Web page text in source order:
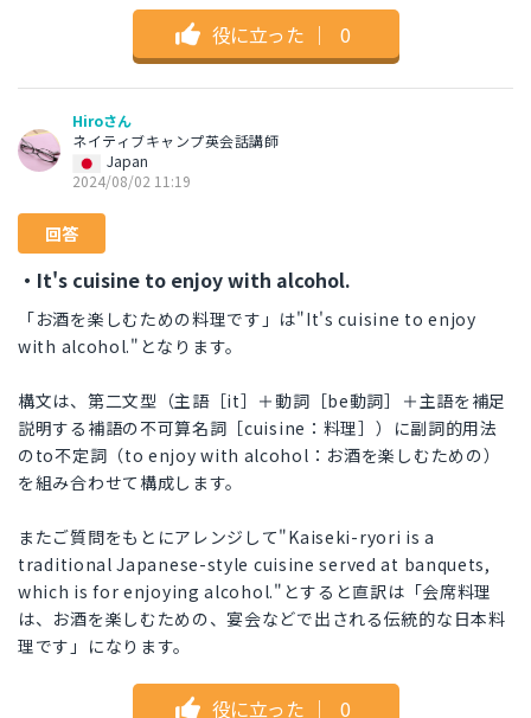
役に立った ｜ 0
Hiroさん
ネイティブキャンプ英会話講師
Japan
2024/08/02 11:19
回答
・It's cuisine to enjoy with alcohol.
「お酒を楽しむための料理です」は"It's cuisine to enjoy
with alcohol."となります。
構文は、第二文型（主語［it］＋動詞［be動詞］＋主語を補足
説明する補語の不可算名詞［cuisine：料理］）に副詞的用法
のto不定詞（to enjoy with alcohol：お酒を楽しむための）
を組み合わせて構成します。
またご質問をもとにアレンジして"Kaiseki-ryori is a
traditional Japanese-style cuisine served at banquets,
which is for enjoying alcohol."とすると直訳は「会席料理
は、お酒を楽しむための、宴会などで出される伝統的な日本料
理です」になります。
役に立った ｜ 0